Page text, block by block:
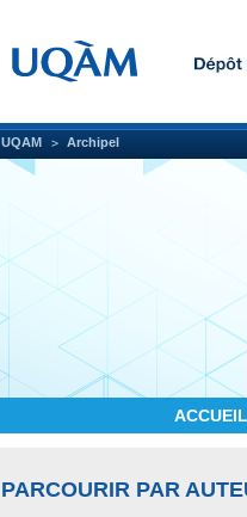
UQAM Archipel
ACCUEIL
PARCOURIR PAR